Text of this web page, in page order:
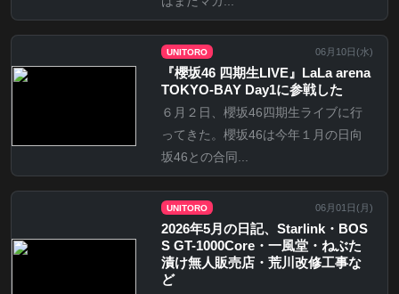
UNITORO 06月10日(水)
『櫻坂46 四期生LIVE』LaLa arena
TOKYO-BAY Day1に参戦した
６月２日、櫻坂46四期生ライブに行
ってきた。櫻坂46は今年１月の日向
坂46との合同...
UNITORO 06月01日( 月)
2026年5月の日記、Starlink・BOS
S GT-1000Core・一風堂・ねぶた
漬け無人販売店・荒川改修工事な
ど